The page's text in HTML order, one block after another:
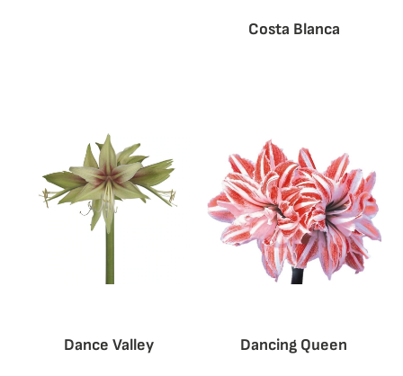
Costa Blanca
Dance Valley Dancing Queen